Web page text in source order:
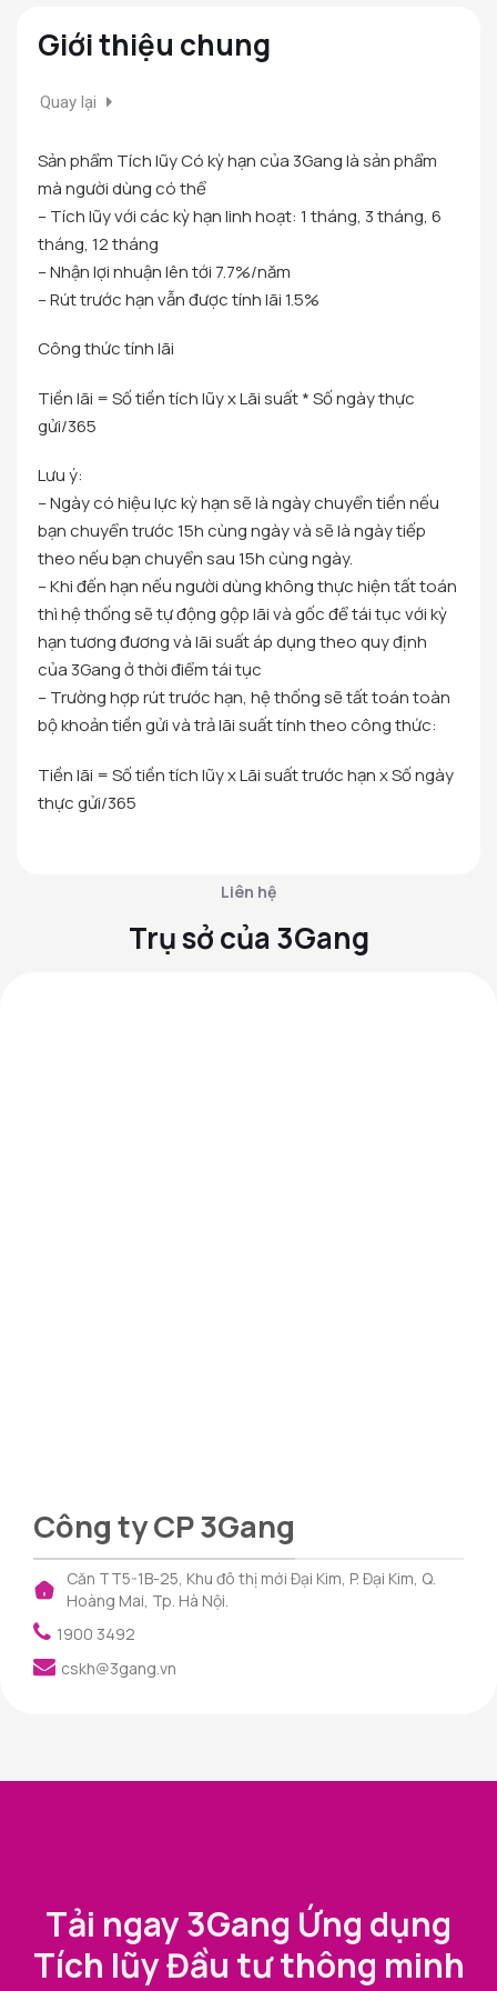
Giới thiệu chung
Quay lại
Sản phẩm Tích lũy Có kỳ hạn của 3Gang là sản phẩm
mà người dùng có thể
– Tích lũy với các kỳ hạn linh hoạt: 1 tháng, 3 tháng, 6
tháng, 12 tháng
– Nhận lợi nhuận lên tới 7.7%/năm
– Rút trước hạn vẫn được tính lãi 1.5%
Công thức tính lãi
Tiền lãi = Số tiền tích lũy x Lãi suất * Số ngày thực
gửi/365
Lưu ý:
– Ngày có hiệu lực kỳ hạn sẽ là ngày chuyển tiền nếu
bạn chuyển trước 15h cùng ngày và sẽ là ngày tiếp
theo nếu bạn chuyển sau 15h cùng ngày.
– Khi đến hạn nếu người dùng không thực hiện tất toán
thì hệ thống sẽ tự động gộp lãi và gốc để tái tục với kỳ
hạn tương đương và lãi suất áp dụng theo quy định
của 3Gang ở thời điểm tái tục
– Trường hợp rút trước hạn, hệ thống sẽ tất toán toàn
bộ khoản tiền gửi và trả lãi suất tính theo công thức:
Tiền lãi = Số tiền tích lũy x Lãi suất trước hạn x Số ngày
thực gửi/365
Liên hệ
Trụ sở của 3Gang
Công ty CP 3Gang
Căn TT5-1B-25, Khu đô thị mới Đại Kim, P. Đại Kim, Q.
Hoàng Mai, Tp. Hà Nội.
1900 3492
cskh@3gang.vn
Tải ngay 3Gang Ứng dụng
Tích lũy Đầu tư thông minh